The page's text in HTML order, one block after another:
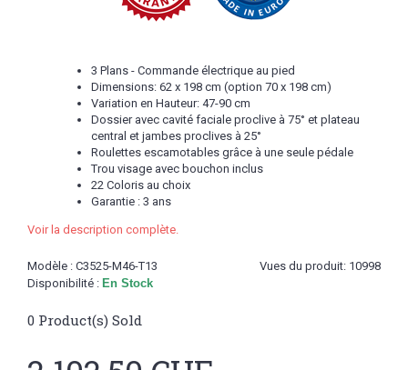
3 Plans - Commande électrique au pied
Dimensions: 62 x 198 cm (option 70 x 198 cm)
Variation en Hauteur: 47-90 cm
Dossier avec cavité faciale proclive à 75° et plateau
central et jambes proclives à 25°
Roulettes escamotables grâce à une seule pédale
Trou visage avec bouchon inclus
22 Coloris au choix
Garantie : 3 ans
Voir la description complète.
Vues du produit: 10998
Modèle : C3525-M46-T13
Disponibilité : En Stock
0 Product(s) Sold